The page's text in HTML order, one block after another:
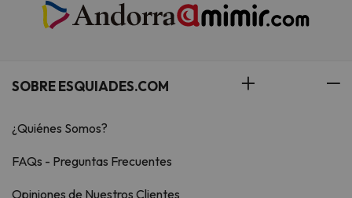
SOBRE ESQUIADES.COM
¿Quiénes Somos?
FAQs - Preguntas Frecuentes
Opiniones de Nuestros Clientes